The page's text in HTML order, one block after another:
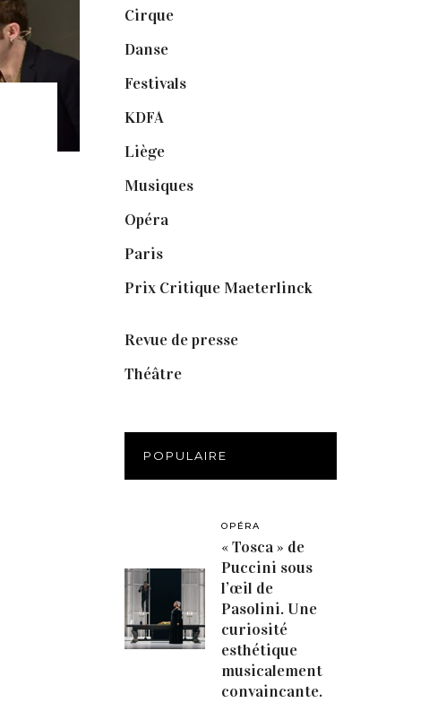
Cirque(8)
Danse(30)
Festivals(6)
KDFA(3)
Liège(9)
Musiques(1)
Opéra(56)
Paris(14)
Prix Critique Maeterlinck
Revue de presse(1)
Théâtre(386)
POPULAIRE
OPÉRA
« Tosca » de
Puccini sous
l’œil de
Pasolini. Une
curiosité
esthétique
musicalement
convaincante.